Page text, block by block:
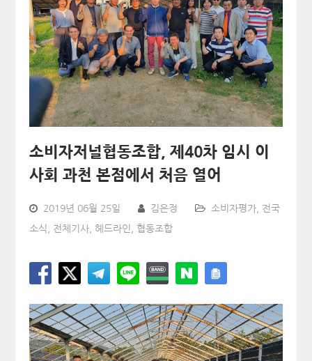
소비자저널협동조합, 제40차 임시 이
사회 과천 본점에서 처음 열어
2019년 06월 25일 김은정 소비자평가, 전국
소식 전체기사, 헤드라인 협동조합